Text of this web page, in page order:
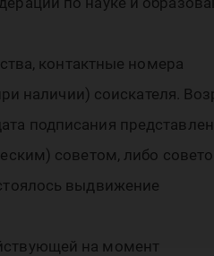
контактные номера
наличии) соискателя.
подписания
советом, либо
выдвижение
на момент